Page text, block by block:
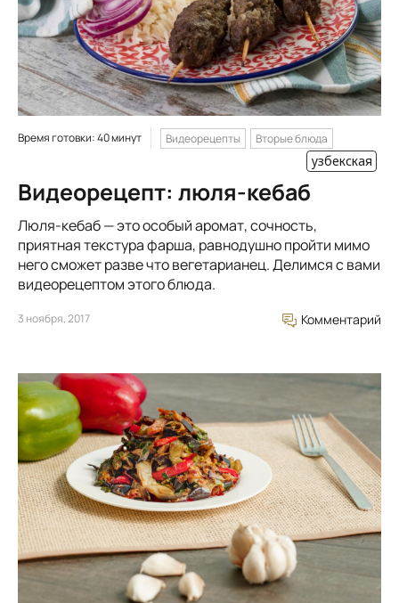
Время готовки: 40 минут Видеорецепты Вторые блюда
узбекская
Видеорецепт: люля-кебаб
Люля-кебаб — это особый аромат, сочность,
приятная текстура фарша, равнодушно пройти мимо
него сможет разве что вегетарианец. Делимся с вами
видеорецептом этого блюда.
3 ноября, 2017 Комментарий